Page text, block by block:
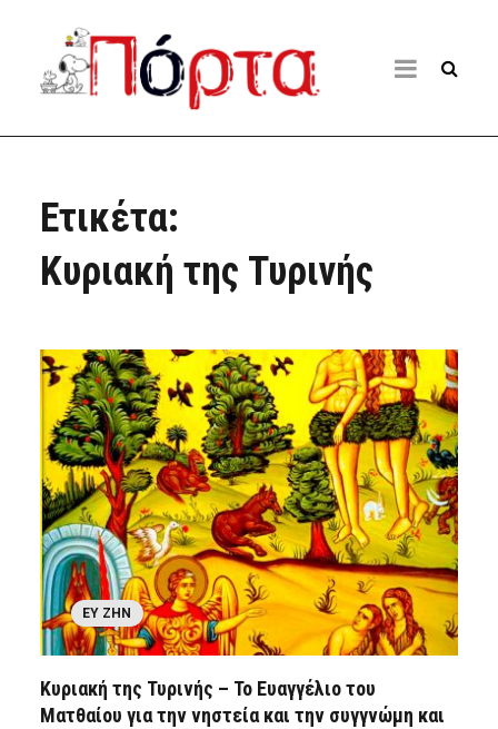
Ετικέτα:
Κυριακή της Τυρινής
ΕΥ ΖΗΝ
Κυριακή της Τυρινής – Το Ευαγγέλιο του
Ματθαίου για την νηστεία και την συγγνώμη και